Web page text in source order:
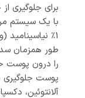
برای جلوگیری
با یک سیستم
طور همزمان
را درون پوست
پوست جلوگیری
آلانتوئین،